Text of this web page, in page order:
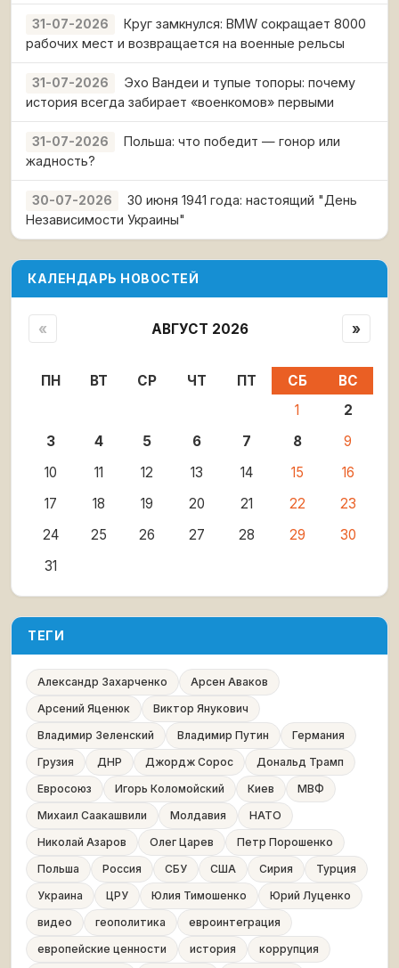
31-07-2026
Круг замкнулся: BMW сокращает 8000
рабочих мест и возвращается на военные рельсы
31-07-2026
Эхо Вандеи и тупые топоры: почему
история всегда забирает «военкомов» первыми
31-07-2026
Польша: что победит — гонор или
жадность?
30-07-2026
30 июня 1941 года: настоящий "День
Независимости Украины"
КАЛЕНДАРЬ НОВОСТЕЙ
« АВГУСТ 2026 »
ПН ВТ СР ЧТ ПТ СБ
ВС
1
2
3
4 5 6 7 8
9
10
11 12 13 14 15
16
17
18 19 20 21 22
23
24
25 26 27 28 29
30
31
ТЕГИ
Александр Захарченко
Арсен Аваков
Арсений Яценюк
Виктор Янукович
Владимир Зеленский
Владимир Путин
Германия
Грузия
ДНР Джордж Сорос
Дональд Трамп
Евросоюз
Игорь Коломойский Киев
МВФ
Михаил Саакашвили
Молдавия
НАТО
Николай Азаров
Олег Царев
Петр Порошенко
Польша
Россия СБУ США Сирия
Турция
Украина
ЦРУ Юлия Тимошенко
Юрий Луценко
видео
геополитика
евроинтеграция
европейские ценности
история
коррупция